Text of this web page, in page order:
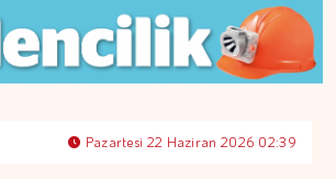
Pazartesi 22 Haziran 2026 02:39